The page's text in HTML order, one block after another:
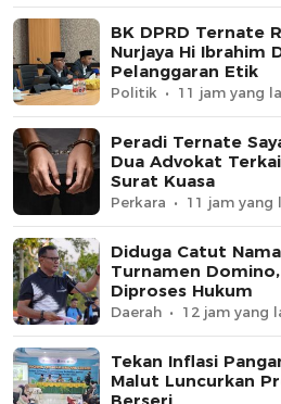
BK DPRD Ternate
Nurjaya Hi Ibrahim
Pelanggaran Etik
Politik 11 jam yang
Peradi Ternate
Dua Advokat
Surat Kuasa
Perkara 11 jam yang
Diduga Catut
Turnamen
Diproses Hukum
Daerah 12 jam yang
Tekan Inflasi
Malut Luncurkan